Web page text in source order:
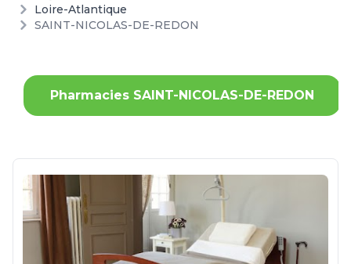
Loire-Atlantique
SAINT-NICOLAS-DE-REDON
Pharmacies SAINT-NICOLAS-DE-REDON